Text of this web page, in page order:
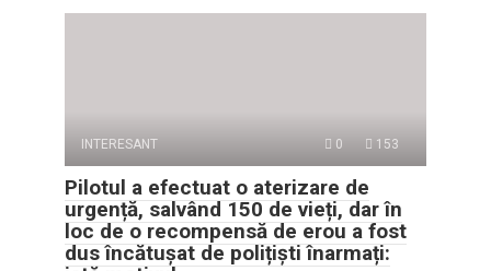
INTERESANT 0 153
Pilotul a efectuat o aterizare de
urgență, salvând 150 de vieți, dar în
loc de o recompensă de erou a fost
dus încătușat de polițiști înarmați: